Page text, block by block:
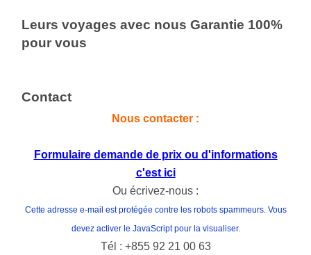
Leurs voyages avec nous Garantie 100%
pour vous
Contact
Nous contacter :
Formulaire demande de prix ou d'informations
c'est ici
Ou écrivez-nous :
Cette adresse e-mail est protégée contre les robots spammeurs. Vous
devez activer le JavaScript pour la visualiser.
Tél : +855 92 21 00 63